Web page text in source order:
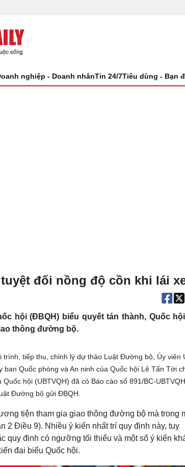
nghiệp - Doanh nhânTin 24/7Tiêu dùng - Bạn
đối nồng độ cồn khi lái
hội (ĐBQH) biểu quyết tán thành, Quốc
thông đường bộ.
tiếp thu, chỉnh lý dự thảo Luật Đường bộ, Ủy viên
Quốc phòng và An ninh của Quốc hội Lê Tấn Tới
hội (UBTVQH) đã có Báo cáo số 891/BC-
Đường bộ gửi ĐBQH.
tiện tham gia giao thông đường bộ mà trong
2 Điều 9). Nhiều ý kiến nhất trí quy định này, tuy
quy định có ngưỡng tối thiểu và một số ý kiến
đại biểu Quốc hội.